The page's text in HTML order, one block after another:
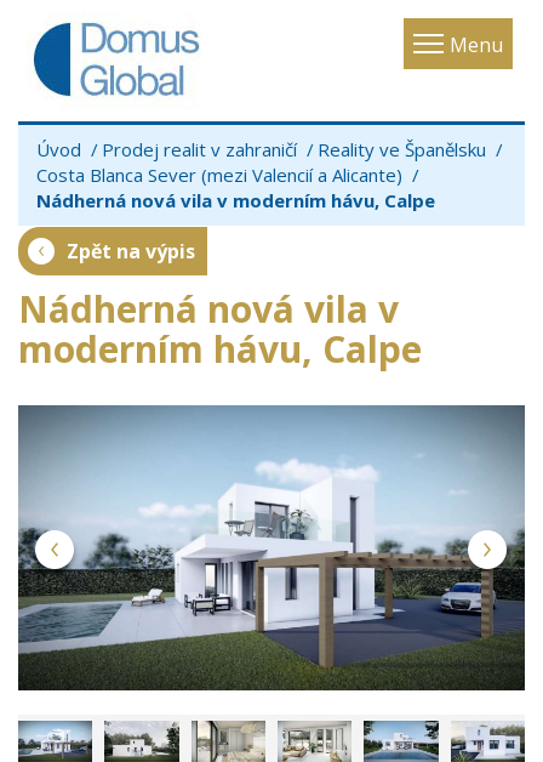
Menu
Toggle
Úvod Prodej realit v zahraničí
Reality ve Španělsku
Costa Blanca Sever (mezi Valencií a Alicante)
Nádherná nová vila v moderním hávu, Calpe
Zpět na výpis
Nádherná nová vila v
moderním hávu, Calpe